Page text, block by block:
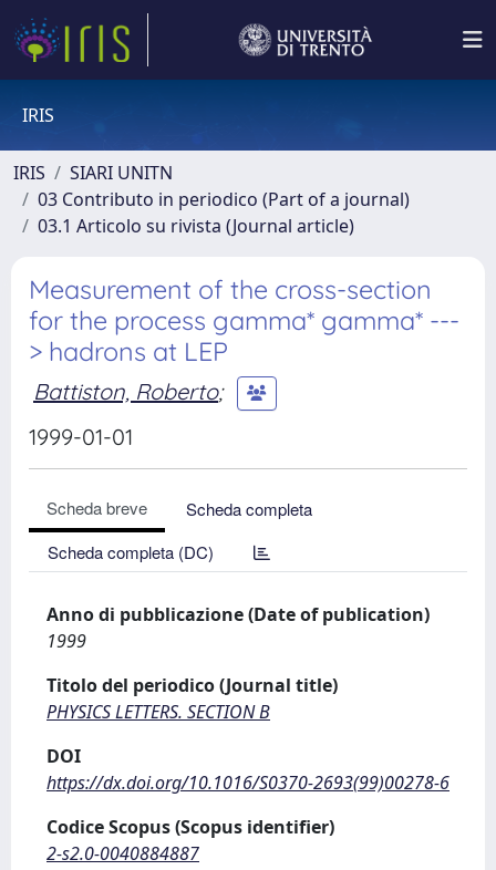
IRIS
IRIS
SIARI UNITN
03 Contributo in periodico (Part of a journal)
03.1 Articolo su rivista (Journal article)
Measurement of the cross-section
for the process gamma* gamma* ---
> hadrons at LEP
Battiston, Roberto;
1999-01-01
Scheda breve
Scheda completa
Scheda completa (DC)
Anno di pubblicazione (Date of publication)
1999
Titolo del periodico (Journal title)
PHYSICS LETTERS. SECTION B
DOI
https://dx.doi.org/10.1016/S0370-2693(99)00278-6
Codice Scopus (Scopus identifier)
2-s2.0-0040884887